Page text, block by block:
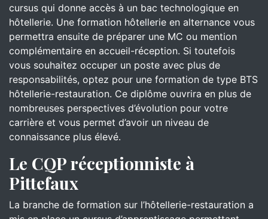
cursus qui donne accès à un bac technologique en
hôtellerie. Une formation hôtellerie en alternance vous
permettra ensuite de préparer une MC ou mention
complémentaire en accueil-réception. Si toutefois
vous souhaitez occuper un poste avec plus de
responsabilités, optez pour une formation de type BTS
hôtellerie-restauration. Ce diplôme ouvrira en plus de
nombreuses perspectives d’évolution pour votre
carrière et vous permet d’avoir un niveau de
connaissance plus élevé.
Le CQP réceptionniste à
Pittefaux
La branche de formation sur l’hôtellerie-restauration a